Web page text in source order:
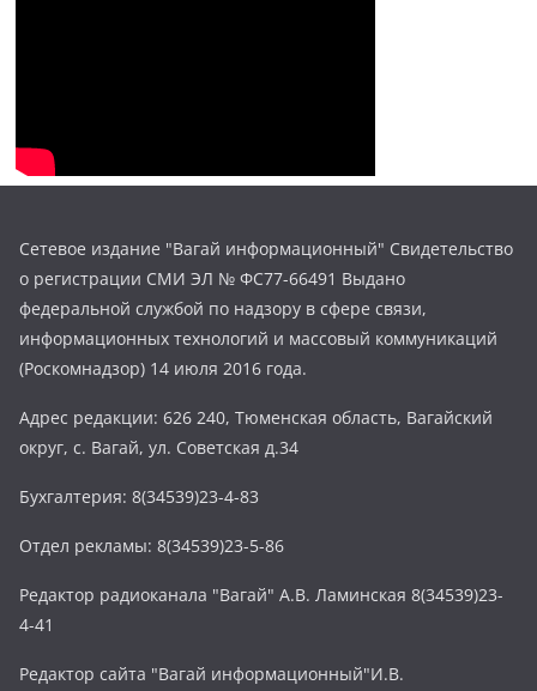
Сетевое издание "Вагай информационный" Свидетельство
о регистрации СМИ ЭЛ № ФС77-66491 Выдано
федеральной службой по надзору в сфере связи,
информационных технологий и массовый коммуникаций
(Роскомнадзор) 14 июля 2016 года.
Адрес редакции: 626 240, Тюменская область, Вагайский
округ, с. Вагай, ул. Советская д.34
Бухгалтерия: 8(34539)23-4-83
Отдел рекламы: 8(34539)23-5-86
Редактор радиоканала "Вагай" А.В. Ламинская 8(34539)23-
4-41
Редактор сайта "Вагай информационный"И.В.